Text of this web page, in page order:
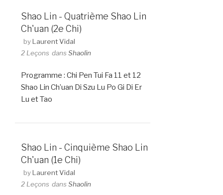
Shao Lin - Quatrième Shao Lin
Ch'uan (2e Chi)
byLaurent Vidal
2 Leçons dansShaolin
Programme : Chi Pen Tui Fa 11 et 12
Shao Lin Ch’uan Di Szu Lu Po Gi Di Er
Lu et Tao
Shao Lin - Cinquième Shao Lin
Ch'uan (1e Chi)
byLaurent Vidal
2 Leçons dansShaolin